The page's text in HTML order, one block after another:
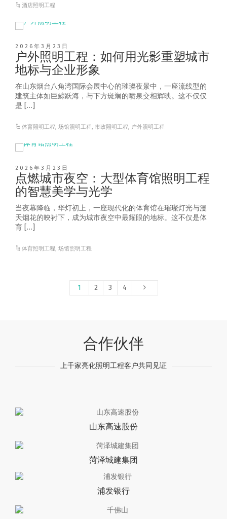
酒店照明工程
2026年3月23日
户外照明工程：如何用光影重塑城市
地标与企业形象
在山东烟台八角湾国际会展中心的璀璨夜景中，一座流线型的
建筑主体如巨鲸跃海，与下方斑斓的喷泉交相辉映。这不仅仅
是 […]
体育照明工程,场馆照明工程,市政照明工程, 户外照明工程
2026年3月23日
点燃城市夜空：大型体育馆照明工程
的智慧美学与光学
当夜幕降临，华灯初上，一座现代化的体育馆在璀璨灯光与漫
天烟花的映衬下，成为城市夜空中最耀眼的地标。这不仅是体
育 […]
体育照明工程,场馆照明工程
1 2 3 4
合作伙伴
上千家亮化照明工程客户共同见证
山东高速股份
菏泽城建集团
浦发银行